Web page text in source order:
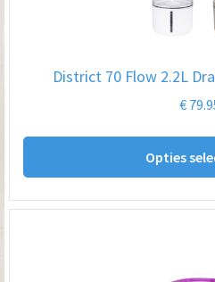
District 70 Flow 2.2L
€
Opties